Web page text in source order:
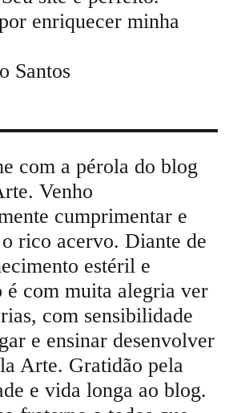
enriquecer minha
com a pérola do blog
Venho
cumprimentar e
rico acervo. Diante de
estéril e
é com muita alegria ver
com sensibilidade
e ensinar desenvolver
Arte. Gratidão pela
e vida longa ao blog.